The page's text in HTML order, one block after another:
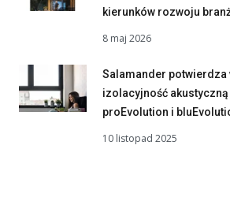
kierunków rozwoju
8 maj 2026
Salamander potwierdza
izolacyjność
proEvolution i
10 listopad 2025